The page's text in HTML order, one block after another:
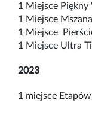
1 Miejsce
1 Miejsce
1 Miejsce
1 Miejsce Ultra
2023
1 miejsce